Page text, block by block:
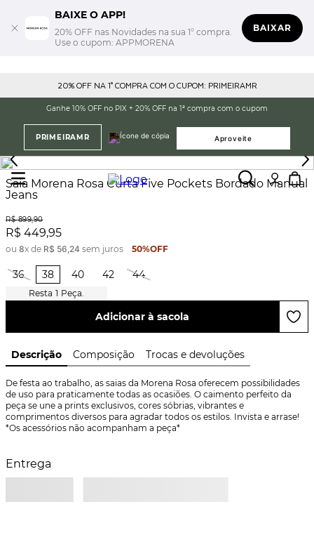
BAIXE O APP!
20% OFF nas Novidades na sua 1° compra.
Use o cupom: APPMORENA
BAIXAR
20% OFF NA 1° COMPRA COM O CUPOM: PRIMEIRAMR
Ganhe 10% OFF no PIX + 20% OFF na 1ª compra com o cupom
PRIMEIRAMR Aproveite
Saia Morena Rosa Curta Five Pockets Bordado Manual
Jeans
R$ 899,90
R$ 449,95
ou 8x de R$ 56,24 sem juros 50%OFF
36 38 40 42 44
1 Peça.
Adicionar à sacola
Descrição Composição Trocas e devoluções
De festa ao trabalho, as saias da Morena Rosa oferecem possibilidades
de uso para praticamente todas as ocasiões. O caimento perfeito da
peça se une a prints exclusivos, cores sóbrias, vibrantes e
comprimentos diversos para agradar todos os estilos. Invista e arrase!
*Os acessórios não acompanham a peça*
Entrega